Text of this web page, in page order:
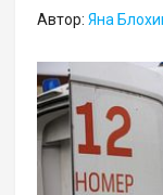
Автор:Яна